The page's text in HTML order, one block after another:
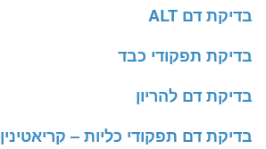
בדיקת דם ALT
בדיקת תפקודי כבד
בדיקת דם להריון
בדיקת דם תפקודי כליות – קריאטינין